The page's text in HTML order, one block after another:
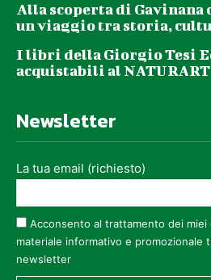
Alla scoperta di Gavinana
un viaggio tra storia,
I libri della Giorgio Tesi
acquistabili al
Newsletter
La tua email (richiesto)
Acconsento al trattamento dei miei
materiale informativo e promozionale
newsletter